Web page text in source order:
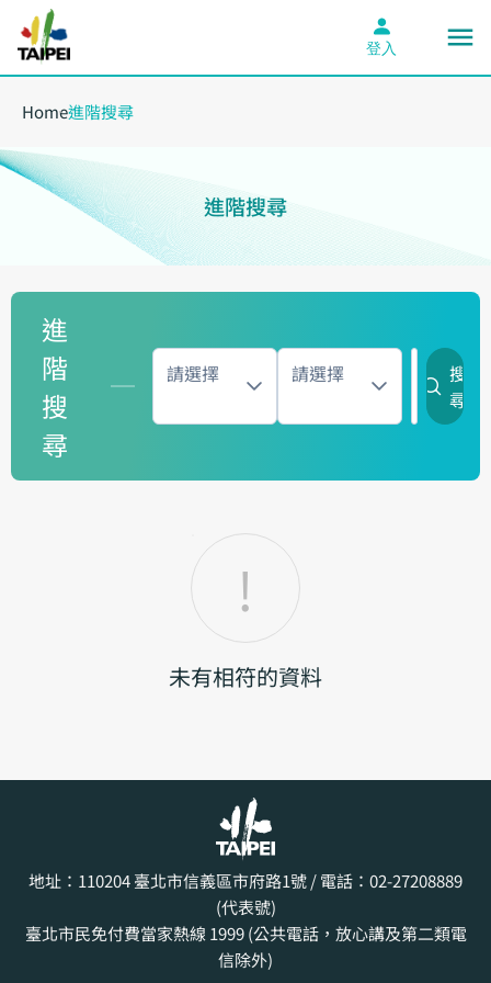
登入
Home進階搜尋
進階搜尋
進
階
搜
尋
請選擇 請選擇
搜
尋
未有相符的資料
地址：110204臺北市信義區市府路1號/ 電話：02-27208889
(代表號)
臺北市民免付費當家熱線 1999 (公共電話，放心講及第二類電
信除外)